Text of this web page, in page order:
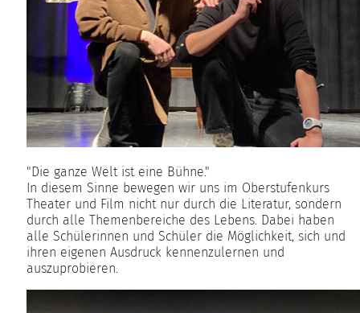
"Die ganze Welt ist eine Bühne."
In diesem Sinne bewegen wir uns im Oberstufenkurs
Theater und Film nicht nur durch die Literatur, sondern
durch alle Themenbereiche des Lebens. Dabei haben
alle Schülerinnen und Schüler die Möglichkeit, sich und
ihren eigenen Ausdruck kennenzulernen und
auszuprobieren.